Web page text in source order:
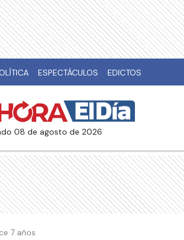
ESPECTÁCULOS EDICTOS
08 de agosto de 2026
7 años